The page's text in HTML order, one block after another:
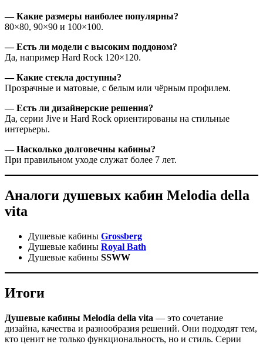
— Какие размеры наиболее популярны?
80×80, 90×90 и 100×100.
— Есть ли модели с высоким поддоном?
Да, например Hard Rock 120×120.
— Какие стекла доступны?
Прозрачные и матовые, с белым или чёрным профилем.
— Есть ли дизайнерские решения?
Да, серии Jive и Hard Rock ориентированы на стильные
интерьеры.
— Насколько долговечны кабины?
При правильном уходе служат более 7 лет.
Аналоги душевых кабин Melodia della
vita
Душевые кабины Grossberg
Душевые кабины Royal Bath
Душевые кабины SSWW
Итоги
Душевые кабины Melodia della vita — это сочетание
дизайна, качества и разнообразия решений. Они подходят тем,
кто ценит не только функциональность, но и стиль. Серии